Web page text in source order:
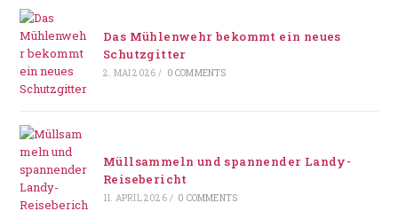
Das Mühlenwehr bekommt ein neues
Schutzgitter
2. MAI 2026 / 0 COMMENTS
Müllsammeln und spannender Landy-
Reisebericht
11. APRIL 2026 / 0 COMMENTS